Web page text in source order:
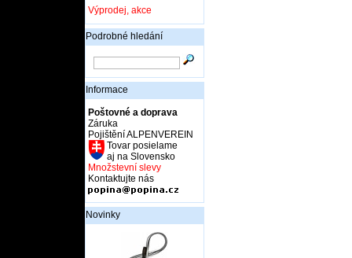
Výprodej, akce
Podrobné hledání
Informace
Poštovné a doprava
Záruka
Pojištění ALPENVEREIN
Tovar posielame
aj na Slovensko
Množstevní slevy
Kontaktujte nás
Novinky